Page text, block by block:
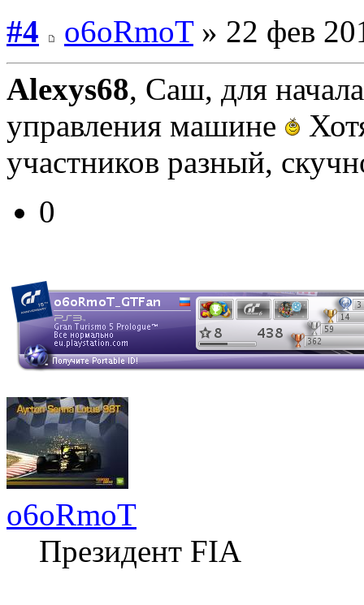
#4
o6oRmoT» 22 фев
Alexys68, Саш, для
управления машине
участников разный,
0
o6oRmoT
Президент FIA